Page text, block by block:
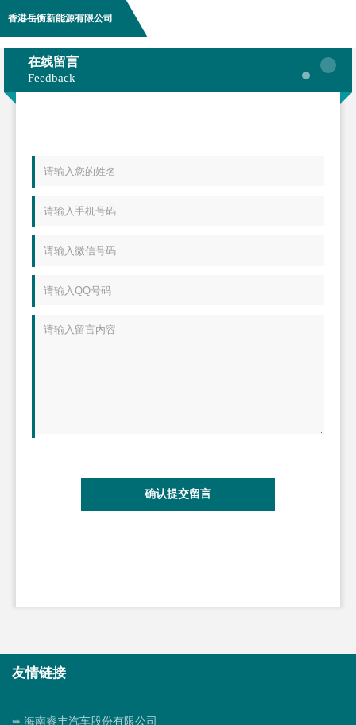
香港岳衡新能源有限公司
在线留言
Feedback
确认提交留言
友情链接
海南睿丰汽车股份有限公司